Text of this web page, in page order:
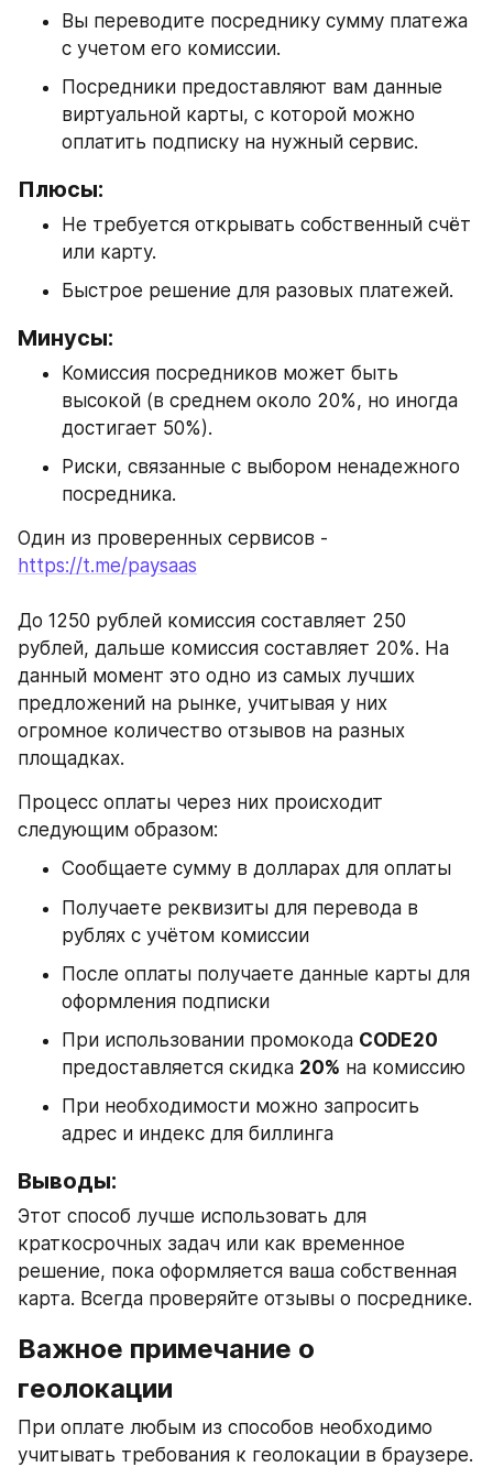
Вы переводите посреднику сумму платежа
с учетом его комиссии.
Посредники предоставляют вам данные
виртуальной карты, с которой можно
оплатить подписку на нужный сервис.
Плюсы:
Не требуется открывать собственный счёт
или карту.
Быстрое решение для разовых платежей.
Минусы:
Комиссия посредников может быть
высокой (в среднем около 20%, но иногда
достигает 50%).
Риски, связанные с выбором ненадежного
посредника.
https://t.me/paysaas
До 1250 рублей комиссия составляет 250
рублей, дальше комиссия составляет 20%. На
данный момент это одно из самых лучших
предложений на рынке, учитывая у них
огромное количество отзывов на разных
площадках.
Процесс оплаты через них происходит
следующим образом:
Сообщаете сумму в долларах для оплаты
Получаете реквизиты для перевода в
рублях с учётом комиссии
После оплаты получаете данные карты для
оформления подписки
При использовании промокода CODE20
предоставляется скидка 20% на комиссию
При необходимости можно запросить
адрес и индекс для биллинга
Выводы:
Этот способ лучше использовать для
краткосрочных задач или как временное
решение, пока оформляется ваша собственная
карта. Всегда проверяйте отзывы о посреднике.
Важное примечание о
геолокации
При оплате любым из способов необходимо
учитывать требования к геолокации в браузере.